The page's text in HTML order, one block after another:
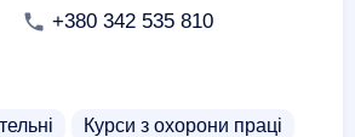
волосся
+380 342 535 810
Курси з охорони праці